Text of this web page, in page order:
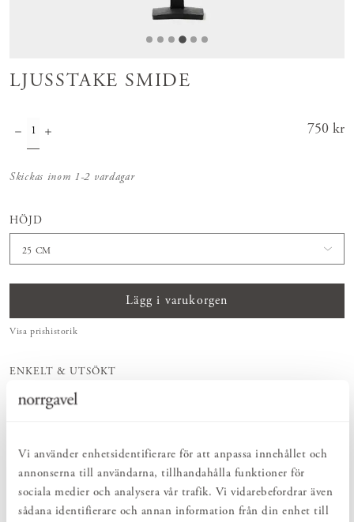
Vi använder enhetsidentifierare för att anpassa innehållet och
annonserna till användarna, tillhandahålla funktioner för
sociala medier och analysera vår trafik. Vi vidarebefordrar även
sådana identifierare och annan information från din enhet till
LJUSSTAKE SMIDE
Pris :
750 kr
Skickas inom 1-2 vardagar
HÖJD
25 CM
Lägg i varukorgen
Visa prishistorik
ENKELT & UTSÖKT
både enkelt och vackert.
hållbara naturmaterial.
PRODUKTBESKRIVNING